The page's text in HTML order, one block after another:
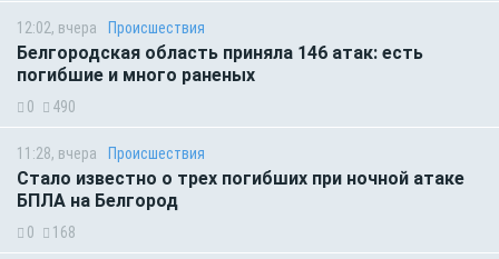
12:02, вчера Происшествия
Белгородская область приняла 146 атак: есть
погибшие и много раненых
0 490
11:28, вчера Происшествия
Стало известно о трех погибших при ночной атаке
БПЛА на Белгород
0 168